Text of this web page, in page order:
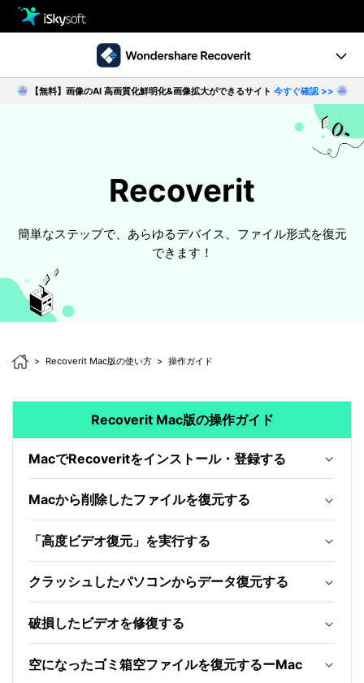
クリエイティビティ
製品活用事例
Ver10.0新機能
• Windowsデータ復元
• Macデータ復元
• クラッシュしたパソコンから復元
外付けデバイス復元
その他の復元
• ファイル復元
• OFFICE復元
• ビデオ修復・復元
• データ復元ソフトレビュー
詳しくは >
無料ダウンロード
【無料】画像のAI 高画質化鮮明化&画像拡大ができるサイト 今すぐ確認 >>
Recoverit
簡単なステップで、あらゆるデバイス、ファイル形式を復元
できます！
Recoverit Mac版の使い方 操作ガイド
Recoverit Mac版の操作ガイド
MacでRecoveritをインストール・登録する
Macから削除したファイルを復元する
「高度ビデオ復元」を実行する
クラッシュしたパソコンからデータ復元する
破損したビデオを修復する
空になったゴミ箱空ファイルを復元するーMac